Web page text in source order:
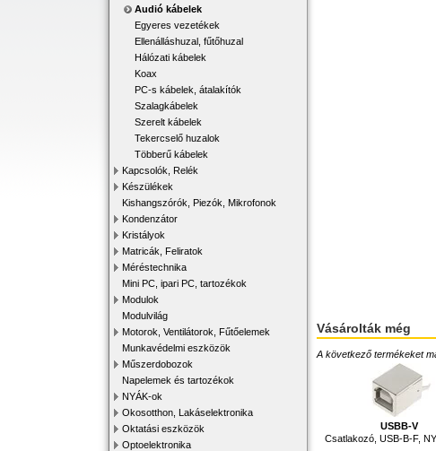
Audió kábelek
Egyeres vezetékek
Ellenálláshuzal, fűtőhuzal
Hálózati kábelek
Koax
PC-s kábelek, átalakítók
Szalagkábelek
Szerelt kábelek
Tekercselő huzalok
Többerű kábelek
Kapcsolók, Relék
Készülékek
Kishangszórók, Piezók, Mikrofonok
Kondenzátor
Kristályok
Matricák, Feliratok
Méréstechnika
Mini PC, ipari PC, tartozékok
Modulok
Modulvilág
Motorok, Ventilátorok, Fűtőelemek
Munkavédelmi eszközök
Műszerdobozok
Napelemek és tartozékok
NYÁK-ok
Okosotthon, Lakáselektronika
Oktatási eszközök
Optoelektronika
Vásárolták még
A következő termékeket
USBB-V
Csatlakozó, USB-B-F,